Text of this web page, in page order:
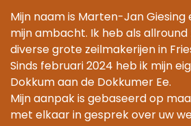
Mijn naam is Marten-Jan Giesing
mijn ambacht. Ik heb als
diverse grote zeilmakerijen in
Sinds februari 2024 heb ik mijn
Dokkum aan de Dokkumer Ee.
Mijn aanpak is gebaseerd op
met elkaar in gesprek over uw